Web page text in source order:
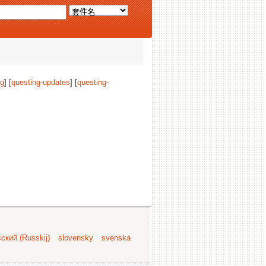
] [questing-updates] [questing-
(Russkij) slovensky svenska